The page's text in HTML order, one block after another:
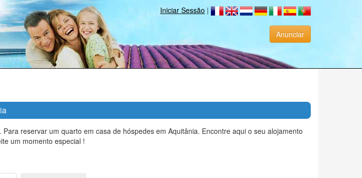
Iniciar Sessão |
Anunciar
reservar um quarto em casa de hóspedes em Aquitânia. Encontre aqui o seu alojamento
um momento especial !